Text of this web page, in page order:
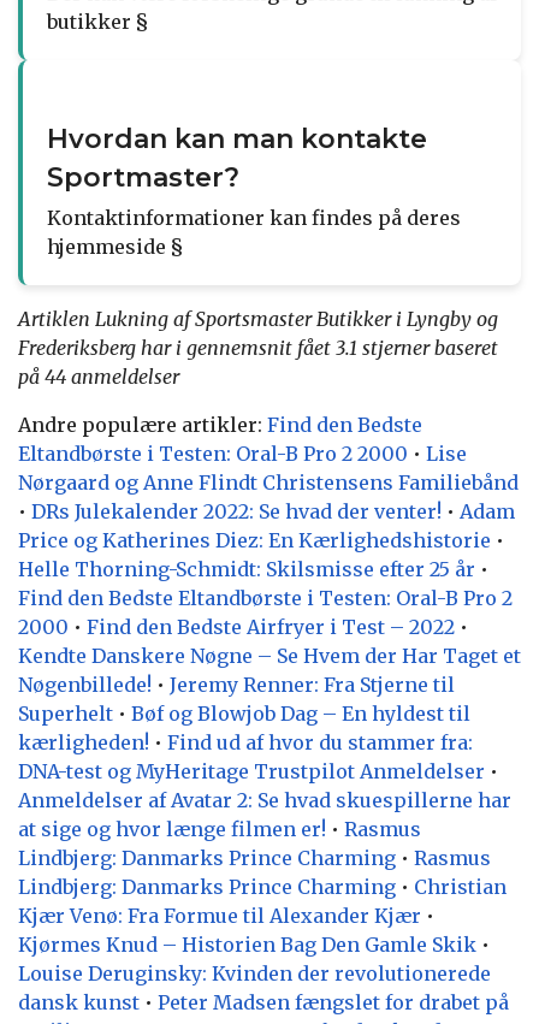
butikker §
Hvordan kan man kontakte
Sportmaster?
Kontaktinformationer kan findes på deres
hjemmeside §
Artiklen Lukning af Sportsmaster Butikker i Lyngby og
Frederiksberg har i gennemsnit fået 3.1 stjerner baseret
på 44 anmeldelser
Andre populære artikler: Find den Bedste
Eltandbørste i Testen: Oral-B Pro 2 2000 • Lise
Nørgaard og Anne Flindt Christensens Familiebånd
• DRs Julekalender 2022: Se hvad der venter! • Adam
Price og Katherines Diez: En Kærlighedshistorie •
Helle Thorning-Schmidt: Skilsmisse efter 25 år •
Find den Bedste Eltandbørste i Testen: Oral-B Pro 2
2000 • Find den Bedste Airfryer i Test – 2022 •
Kendte Danskere Nøgne – Se Hvem der Har Taget et
Nøgenbillede! • Jeremy Renner: Fra Stjerne til
Superhelt • Bøf og Blowjob Dag – En hyldest til
kærligheden! • Find ud af hvor du stammer fra:
DNA-test og MyHeritage Trustpilot Anmeldelser •
Anmeldelser af Avatar 2: Se hvad skuespillerne har
at sige og hvor længe filmen er! • Rasmus
Lindbjerg: Danmarks Prince Charming • Rasmus
Lindbjerg: Danmarks Prince Charming • Christian
Kjær Venø: Fra Formue til Alexander Kjær •
Kjørmes Knud – Historien Bag Den Gamle Skik •
Louise Deruginsky: Kvinden der revolutionerede
dansk kunst • Peter Madsen fængslet for drabet på